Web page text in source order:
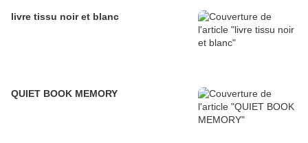
livre tissu noir et blanc
QUIET BOOK MEMORY